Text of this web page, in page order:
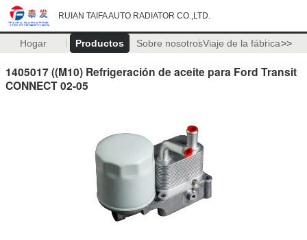
RUIAN TAIFA AUTO RADIATOR CO.,LTD.
Hogar Productos Sobre nosotrosViaje de la fábrica>>
1405017 ((M10) Refrigeración de aceite para Ford Transit
CONNECT 02-05